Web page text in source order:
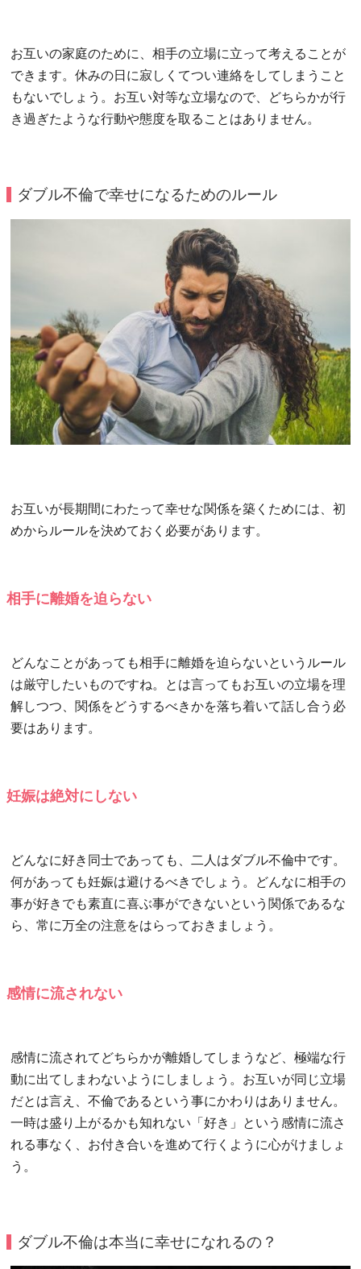
お互いの家庭のために、相手の立場に立って考えることが
できます。休みの日に寂しくてつい連絡をしてしまうこと
もないでしょう。お互い対等な立場なので、どちらかが行
き過ぎたような行動や態度を取ることはありません。
ダブル不倫で幸せになるためのルール
お互いが長期間にわたって幸せな関係を築くためには、初
めからルールを決めておく必要があります。
相手に離婚を迫らない
どんなことがあっても相手に離婚を迫らないというルール
は厳守したいものですね。とは言ってもお互いの立場を理
解しつつ、関係をどうするべきかを落ち着いて話し合う必
要はあります。
妊娠は絶対にしない
どんなに好き同士であっても、二人はダブル不倫中です。
何があっても妊娠は避けるべきでしょう。どんなに相手の
事が好きでも素直に喜ぶ事ができないという関係であるな
ら、常に万全の注意をはらっておきましょう。
感情に流されない
感情に流されてどちらかが離婚してしまうなど、極端な行
動に出てしまわないようにしましょう。お互いが同じ立場
だとは言え、不倫であるという事にかわりはありません。
一時は盛り上がるかも知れない「好き」という感情に流さ
れる事なく、お付き合いを進めて行くように心がけましょ
う。
ダブル不倫は本当に幸せになれるの？